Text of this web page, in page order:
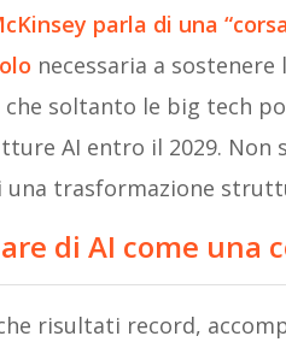
parla di una
necessaria a
soltanto le big tech
AI entro il 2029. Non
una trasformazione
di AI come una
risultati record,